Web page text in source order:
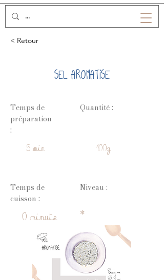
< Retour
SEL AROMATISE
Temps de
préparation
:
5 min
Quantité :
100g
Temps de
cuisson :
0 minute
Niveau :
*